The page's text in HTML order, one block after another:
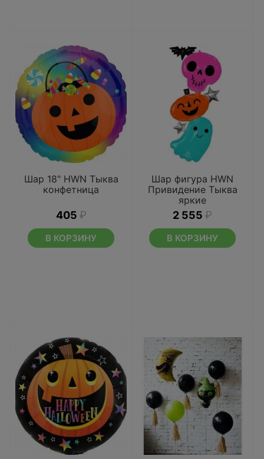
Шар 18" HWN Тыква
конфетница
405 ₽
В КОРЗИНУ
Шар фигура HWN
Привидение Тыква
яркие
2 555 ₽
В КОРЗИНУ